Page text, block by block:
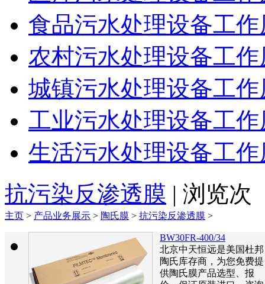
食品污水处理设备工
农村污水处理设备工
城镇污水处理设备工
工业污水处理设备工
生活污水处理设备工
抗污染反渗透膜 | 浏览次
主页 > 产品业务展示 > 陶氏膜 > 抗污染反渗透膜 >
BW30FR-400/34
北京中天恒远是美国杜邦
陶氏库存商，为您免费提
供陶氏膜产品选型、报